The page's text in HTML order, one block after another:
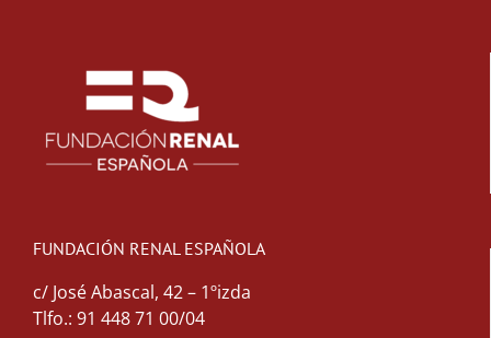
FUNDACIÓN RENAL ESPAÑOLA
c/ José Abascal, 42 – 1ºizda
Tlfo.: 91 448 71 00/04